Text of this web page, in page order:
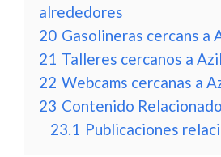
alrededores
20 Gasolineras cercans a
21 Talleres cercanos a
22 Webcams cercanas a
23 Contenido
23.1 Publicaciones